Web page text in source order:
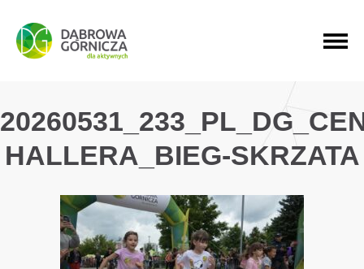
PRZEJDŹ DO MENU GŁÓWNEGO
PRZEJDŹ DO WYSZUKIWARKI
PRZEJDŹ DO TREŚCI
HALLERA_BIEG-SKRZATA